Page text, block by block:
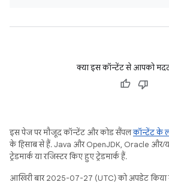
क्या इस कॉन्टेंट से आपको
इस पेज पर मौजूद कॉन्टेंट और कोड सैंपलकॉन्टेंट के
के हिसाब से हैं. Java और OpenJDK, Oracle और/
ट्रेडमार्क या रजिस्टर किए हुए ट्रेडमार्क हैं.
आखिरी बार 2025-07-27 (UTC) को अपडेट किया